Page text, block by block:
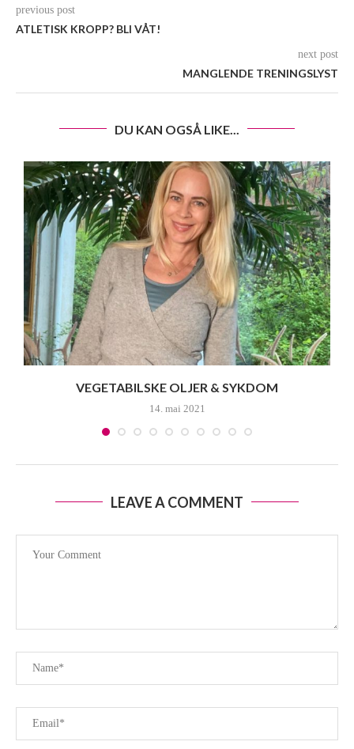
previous post
ATLETISK KROPP? BLI VÅT!
next post
MANGLENDE TRENINGSLYST
DU KAN OGSÅ LIKE...
VEGETABILSKE OLJER & SYKDOM
14. mai 2021
LEAVE A COMMENT